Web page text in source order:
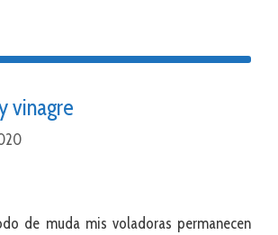
vinagre
de muda mis voladoras permanecen